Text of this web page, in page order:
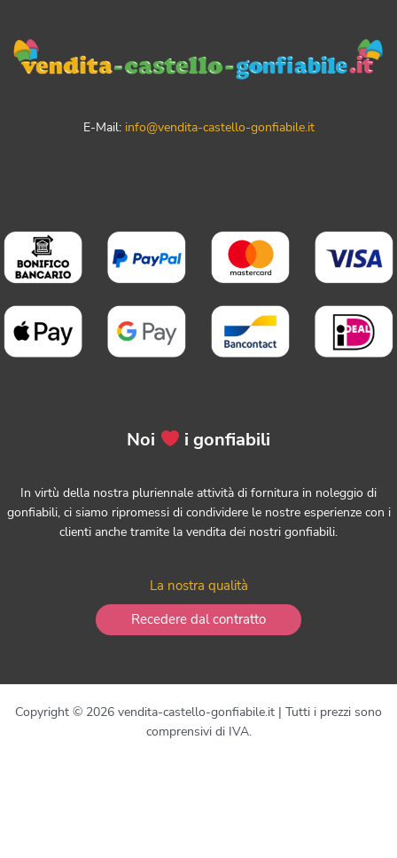
E-Mail: info@vendita-castello-gonfiabile.it
Noi i gonfiabili
In virtù della nostra pluriennale attività di fornitura in noleggio di
gonfiabili, ci siamo ripromessi di condividere le nostre esperienze con i
clienti anche tramite la vendita dei nostri gonfiabili.
La nostra qualità
Recedere dal contratto
Copyright © 2026 vendita-castello-gonfiabile.it | Tutti i prezzi sono
comprensivi di IVA.